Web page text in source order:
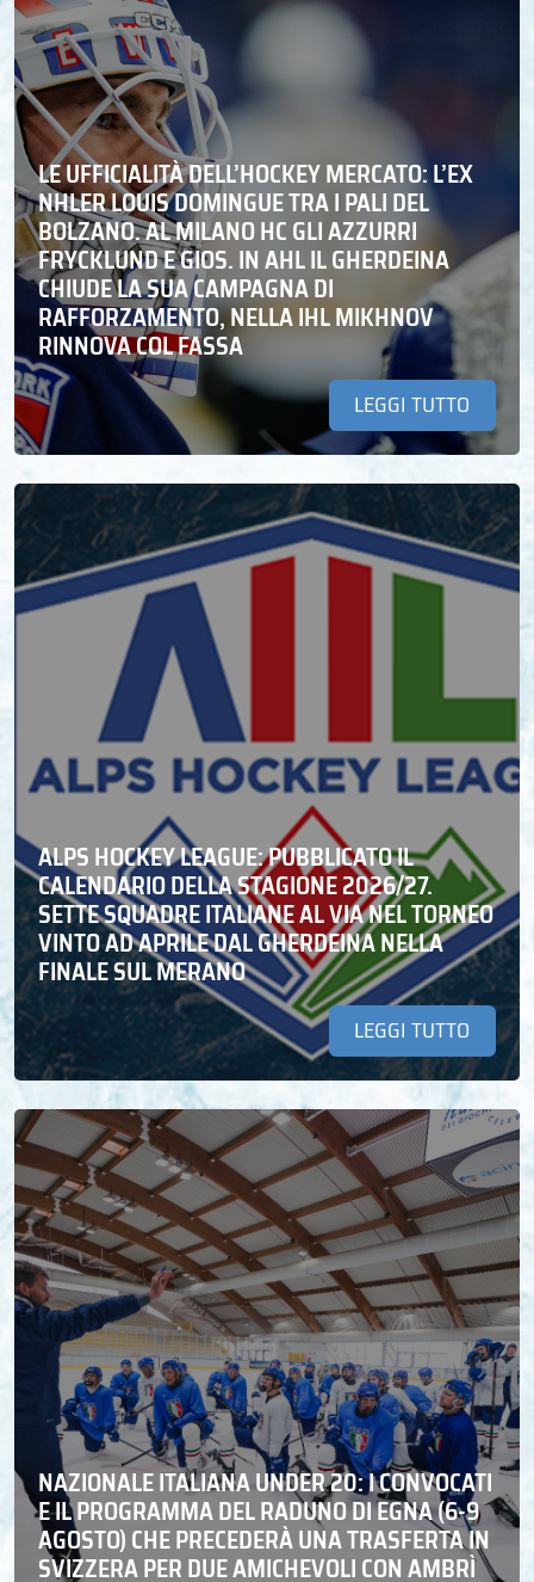
LE UFFICIALITÀ DELL’HOCKEY MERCATO: L’EX
NHLER LOUIS DOMINGUE TRA I PALI DEL
BOLZANO. AL MILANO HC GLI AZZURRI
FRYCKLUND E GIOS. IN AHL IL GHERDEINA
CHIUDE LA SUA CAMPAGNA DI
RAFFORZAMENTO, NELLA IHL MIKHNOV
RINNOVA COL FASSA
LEGGI TUTTO
ALPS HOCKEY LEAGUE: PUBBLICATO IL
CALENDARIO DELLA STAGIONE 2026/27.
SETTE SQUADRE ITALIANE AL VIA NEL TORNEO
VINTO AD APRILE DAL GHERDEINA NELLA
FINALE SUL MERANO
LEGGI TUTTO
NAZIONALE ITALIANA UNDER 20: I CONVOCATI
E IL PROGRAMMA DEL RADUNO DI EGNA (6-9
AGOSTO) CHE PRECEDERÀ UNA TRASFERTA IN
SVIZZERA PER DUE AMICHEVOLI CON AMBRÌ